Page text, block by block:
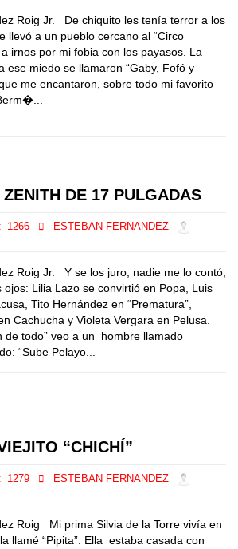
Roig Jr. De chiquito les tenía terror a los
llevó a un pueblo cercano al “Circo
irnos por mi fobia con los payasos. La
ese miedo se llamaron “Gaby, Fofó y
me encantaron, sobre todo mi favorito
DE 17 PULGADAS
1266
ESTEBAN FERNANDEZ
Roig Jr. Y se los juro, nadie me lo contó,
ojos: Lilia Lazo se convirtió en Popa, Luis
Tito Hernández en “Prematura”,
Cachucha y Violeta Vergara en Pelusa.
de todo” veo a un hombre llamado
“Sube Pelayo...
“CHICHÍ”
1279
ESTEBAN FERNANDEZ
Roig Mi prima Silvia de la Torre vivía en
llamé “Pipita”. Ella estaba casada con